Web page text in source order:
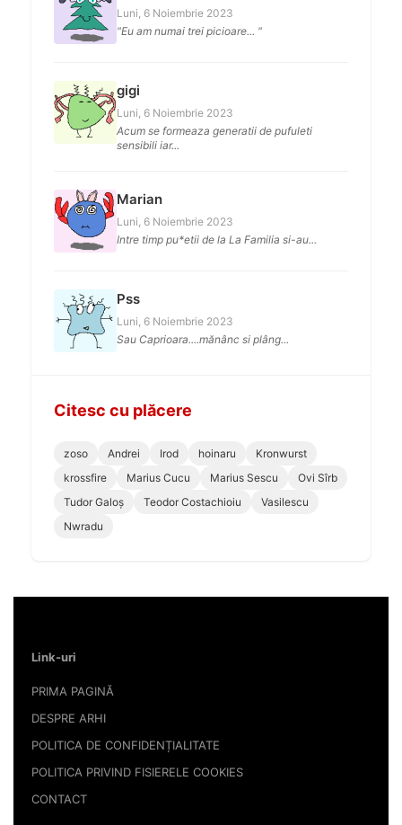
Luni, 6 Noiembrie 2023
"Eu am numai trei picioare... "
gigi
Luni, 6 Noiembrie 2023
Acum se formeaza generatii de pufuleti
sensibili iar...
Marian
Luni, 6 Noiembrie 2023
Intre timp pu*etii de la La Familia si-au...
Pss
Luni, 6 Noiembrie 2023
Sau Caprioara....mănânc si plâng...
Citesc cu plăcere
zoso Andrei Irod hoinaru
Kronwurst
krossfire
Marius Cucu Marius Sescu
Ovi Sîrb
Tudor Galoș
Teodor Costachioiu
Vasilescu
Nwradu
Link-uri
PRIMA PAGINĂ
DESPRE ARHI
POLITICA DE CONFIDENȚIALITATE
POLITICA PRIVIND FISIERELE COOKIES
CONTACT